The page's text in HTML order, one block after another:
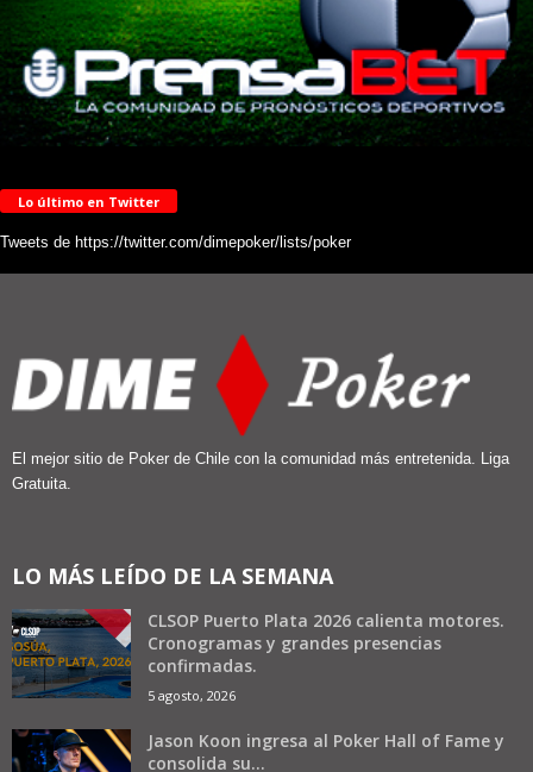
Lo último en Twitter
Tweets de https://twitter.com/dimepoker/lists/poker
El mejor sitio de Poker de Chile con la comunidad más entretenida. Liga
Gratuita.
LO MÁS LEÍDO DE LA SEMANA
CLSOP Puerto Plata 2026 calienta motores.
Cronogramas y grandes presencias
confirmadas.
5 agosto, 2026
Jason Koon ingresa al Poker Hall of Fame y
consolida su...